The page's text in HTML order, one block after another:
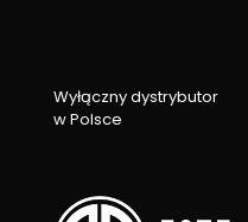
Wyłączny dystrybutor
w Polsce